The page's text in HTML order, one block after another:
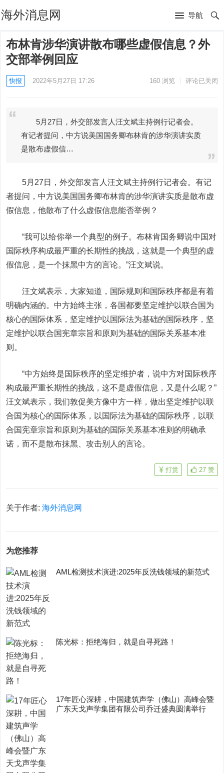
海外消息网 导航
布林肯涉华演讲散布哪些虚假信息？外
交部举例回应
快报 2022年5月27日 17:26 160浏览 评论已关闭
5月27日，外交部发言人汪文斌主持例行记者会。
有记者提问，中方说美国国务卿布林肯的涉华演讲实质
是散布虚假信…
5月27日，外交部发言人汪文斌主持例行记者会。有记
者提问，中方说美国国务卿布林肯的涉华演讲实质是散布虚
假信息，他散布了什么虚假信息能否举例？
“我可以给你举一个典型的例子。布林肯国务卿说中国对
国际秩序构成最严重的长期性的挑战，这就是一个典型的虚
假信息，是一个抹黑中方的言论。”汪文斌说。
汪文斌表示，大家知道，国际规则和国际秩序都是有着
明确内涵的。中方始终主张，各国都要坚定维护以联合国为
核心的国际体系，坚定维护以国际法为基础的国际秩序，坚
定维护以联合国宪章宗旨和原则为基础的国际关系基本准
则。
“中方始终是国际秩序的坚定维护者，说中方对国际秩序
构成最严重长期性的挑战，这不是虚假信息，又是什么呢？”
汪文斌表示，我们敦促美方像中方一样，做出坚定维护以联
合国为核心的国际体系，以国际法为基础的国际秩序，以联
合国宪章宗旨和原则为基础的国际关系基本准则的明确承
诺，而不是散布抹黑、攻击别人的言论。
27 赞
打赏
关于作者:海外消息网
为您推荐
AML检测技术演进:2025年反洗钱领域的新范式
陈光标：拒绝海归，就是自寻死路！
17年匠心深耕，中国建筑声学（佛山）高峰会暨
广东天戈声学集团有限公司乔迁盛典圆满举行